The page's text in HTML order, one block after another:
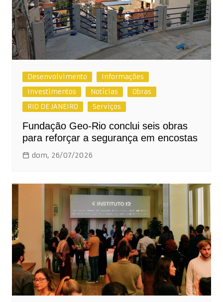
Desenvolvimento
Informações
Investimentos
Notícias
Obras
RIO DE JANEIRO
Serviços
Fundação Geo-Rio conclui seis obras
para reforçar a segurança em encostas
dom, 26/07/2026